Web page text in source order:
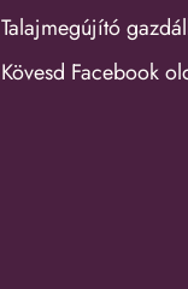
Talajmegújító
Kövesd Facebook